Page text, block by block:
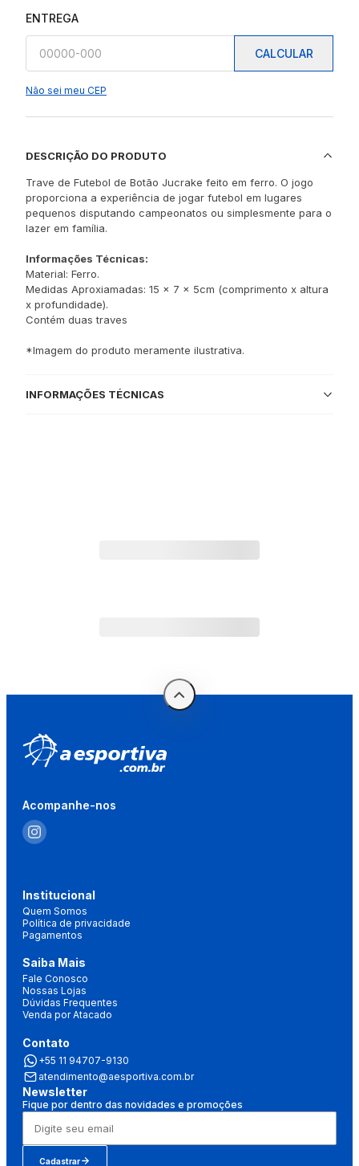
ENTREGA
CALCULAR
Não sei meu CEP
DESCRIÇÃO DO PRODUTO
Trave de Futebol de Botão Jucrake feito em ferro. O jogo
proporciona a experiência de jogar futebol em lugares
pequenos disputando campeonatos ou simplesmente para o
lazer em família.
Informações Técnicas:
Material: Ferro.
Medidas Aproxiamadas: 15 x 7 x 5cm (comprimento x altura
x profundidade).
Contém duas traves
*Imagem do produto meramente ilustrativa.
INFORMAÇÕES TÉCNICAS
Acompanhe-nos
Institucional
Quem Somos
Política de privacidade
Pagamentos
Saiba Mais
Fale Conosco
Nossas Lojas
Dúvidas Frequentes
Venda por Atacado
Contato
+55 11 94707-9130
atendimento@aesportiva.com.br
Newsletter
Fique por dentro das novidades e promoções
Cadastrar